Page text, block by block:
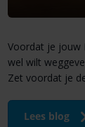
Voordat je jouw
wel wilt
Zet voordat je
functie ”Wis
Lees blog